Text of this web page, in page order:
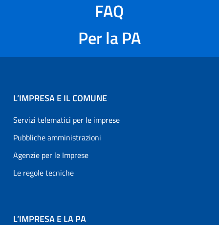
FAQ
Per la PA
L’IMPRESA E IL COMUNE
Servizi telematici per le imprese
Pubbliche amministrazioni
Agenzie per le Imprese
Le regole tecniche
L’IMPRESA E LA PA